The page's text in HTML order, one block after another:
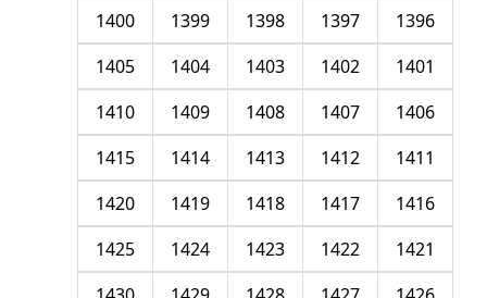
1396
1397
1398
1399
1400
1401
1402
1403
1404
1405
1406
1407
1408
1409
1410
1411
1412
1413
1414
1415
1416
1417
1418
1419
1420
1421
1422
1423
1424
1425